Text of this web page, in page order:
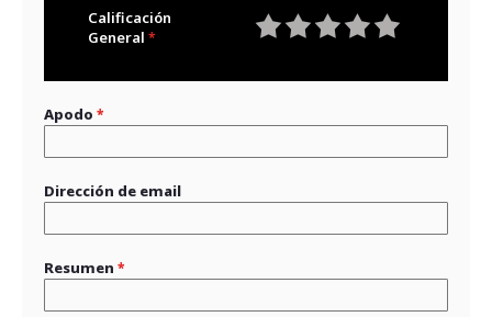
Calificación
General
Apodo
Dirección de email
Resumen